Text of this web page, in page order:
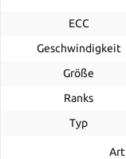
ECC
Geschwindigkeit
Größe
Ranks
Typ